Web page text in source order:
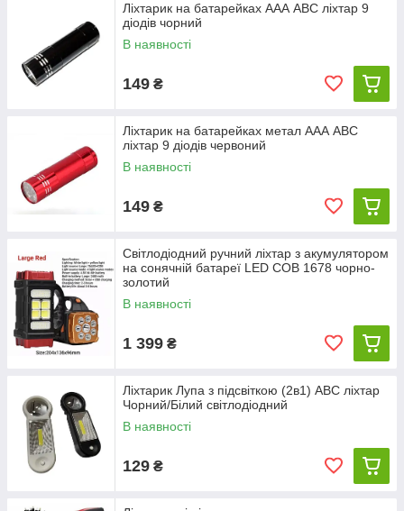
Ліхтарик на батарейках ААА ABC ліхтар 9
діодів чорний
В наявності
149 ₴
Ліхтарик на батарейках метал ААА ABC
ліхтар 9 діодів червоний
В наявності
149 ₴
Світлодіодний ручний ліхтар з акумулятором
на сонячній батареї LED COB 1678 чорно-
золотий
В наявності
1 399 ₴
Ліхтарик Лупа з підсвіткою (2в1) ABC ліхтар
Чорний/Білий світлодіодний
В наявності
129 ₴